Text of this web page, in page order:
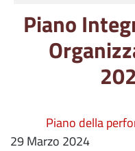
Piano
Piano della
29 Marzo 2024